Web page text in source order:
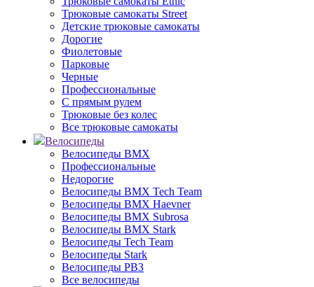
Трюковые самокаты Street
Детские трюковые самокаты
Дорогие
Фиолетовые
Парковые
Черные
Профессиональные
С прямым рулем
Трюковые без колес
Все трюковые самокаты
Велосипеды
Велосипеды BMX
Профессиональные
Недорогие
Велосипеды BMX Tech Team
Велосипеды BMX Haevner
Велосипеды BMX Subrosa
Велосипеды BMX Stark
Велосипеды Tech Team
Велосипеды Stark
Велосипеды РВЗ
Все велосипеды